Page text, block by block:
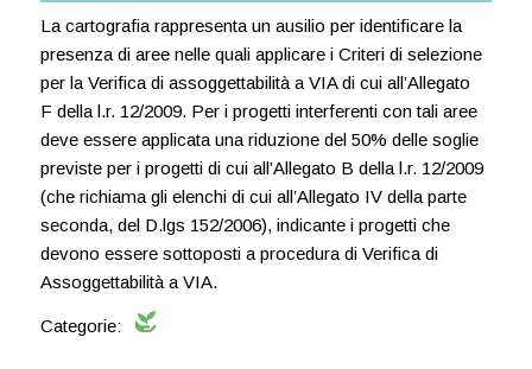
La cartografia rappresenta un ausilio per identificare la
presenza di aree nelle quali applicare i Criteri di selezione
per la Verifica di assoggettabilità a VIA di cui all’Allegato
F della l.r. 12/2009. Per i progetti interferenti con tali aree
deve essere applicata una riduzione del 50% delle soglie
previste per i progetti di cui all’Allegato B della l.r. 12/2009
(che richiama gli elenchi di cui all’Allegato IV della parte
seconda, del D.lgs 152/2006), indicante i progetti che
devono essere sottoposti a procedura di Verifica di
Assoggettabilità a VIA.
Categorie: